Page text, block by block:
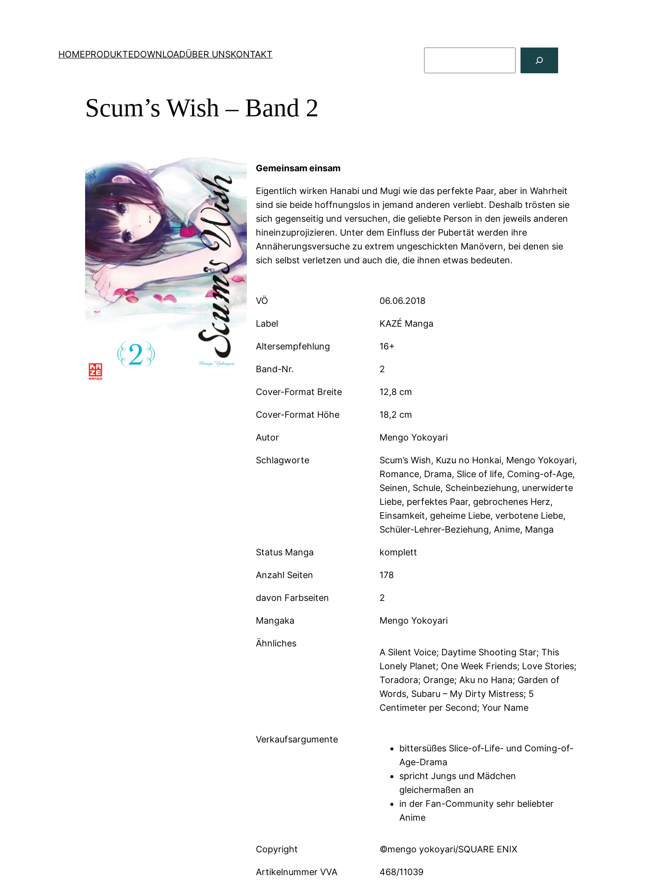
HOMEPRODUKTEDOWNLOADÜBER UNSKONTAKT
Scum’s Wish – Band 2
Gemeinsam einsam
Eigentlich wirken Hanabi und Mugi wie das perfekte Paar, aber in Wahrheit
sind sie beide hoffnungslos in jemand anderen verliebt. Deshalb trösten sie
sich gegenseitig und versuchen, die geliebte Person in den jeweils anderen
hineinzuprojizieren. Unter dem Einfluss der Pubertät werden ihre
Annäherungsversuche zu extrem ungeschickten Manövern, bei denen sie
sich selbst verletzen und auch die, die ihnen etwas bedeuten.
VÖ 06.06.2018
Label KAZÉ Manga
Altersempfehlung 16+
Band-Nr. 2
Cover-Format Breite 12,8 cm
Cover-Format Höhe 18,2 cm
Autor Mengo Yokoyari
Schlagworte
Scum’s Wish, Kuzu no Honkai, Mengo Yokoyari,
Romance, Drama, Slice of life, Coming-of-Age,
Seinen, Schule, Scheinbeziehung, unerwiderte
Liebe, perfektes Paar, gebrochenes Herz,
Einsamkeit, geheime Liebe, verbotene Liebe,
Schüler-Lehrer-Beziehung, Anime, Manga
Status Manga komplett
Anzahl Seiten 178
davon Farbseiten 2
Mangaka Mengo Yokoyari
Ähnliches
A Silent Voice; Daytime Shooting Star; This
Lonely Planet; One Week Friends; Love Stories;
Toradora; Orange; Aku no Hana; Garden of
Words, Subaru – My Dirty Mistress; 5
Centimeter per Second; Your Name
Verkaufsargumente
bittersüßes Slice-of-Life- und Coming-of-
Age-Drama
spricht Jungs und Mädchen
gleichermaßen an
in der Fan-Community sehr beliebter
Anime
Copyright ©mengo yokoyari/SQUARE ENIX
Artikelnummer VVA 468/11039